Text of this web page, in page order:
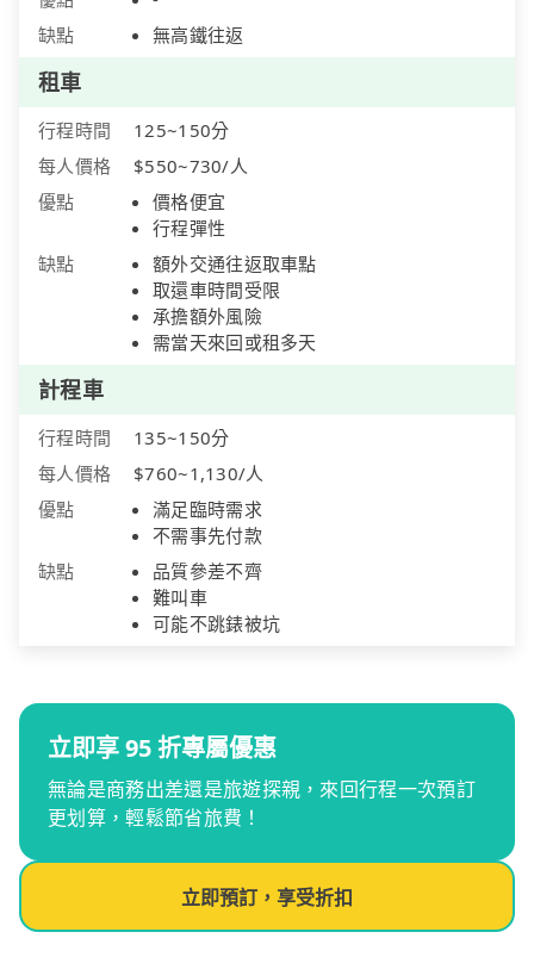
缺點
無高鐵往返
租車
行程時間
125~150分
每人價格
$550~730/人
優點
價格便宜
行程彈性
缺點
額外交通往返取車點
取還車時間受限
承擔額外風險
需當天來回或租多天
計程車
行程時間
135~150分
每人價格
$760~1,130/人
優點
滿足臨時需求
不需事先付款
缺點
品質參差不齊
難叫車
可能不跳錶被坑
立即享 95 折專屬優惠
無論是商務出差還是旅遊探親，來回行程一次預訂
更划算，輕鬆節省旅費！
立即預訂，享受折扣